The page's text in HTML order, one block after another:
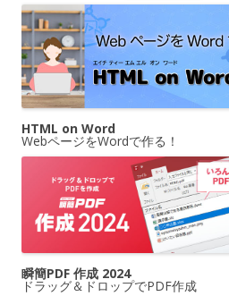
HTML on Word
WebページをWordで作る！
瞬簡PDF 作成 2024
ドラッグ＆ドロップでPDF作成